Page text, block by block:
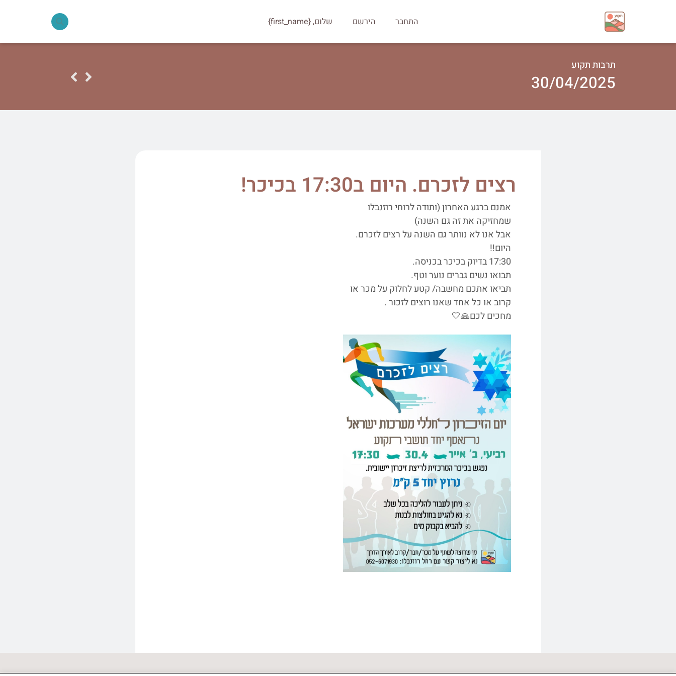
התחבר הירשם שלום, {first_name}
תרבות תקוע
30/04/2025
רצים לזכרם. היום ב17:30 בכיכר!
אמנם ברגע האחרון (ותודה לרוחי רוזנבלו
שמחזיקה את זה גם השנה)
אבל אנו לא נוותר גם השנה על רצים לזכרם.
היום!!
17:30 בדיוק בכיכר בכניסה.
תבואו נשים גברים נוער וטף.
תביאו אתכם מחשבה/ קטע לחלוק על מכר או
קרוב או כל אחד שאנו רוצים לזכור .
מחכים לכם🙏🤍